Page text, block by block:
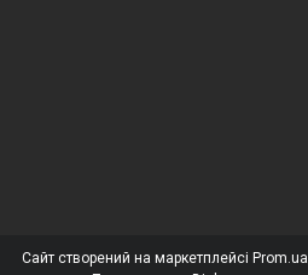
Сайт створений на маркетплейсі Prom.ua